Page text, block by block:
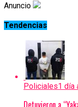
Anuncio
Tendencias
Policiales1 día